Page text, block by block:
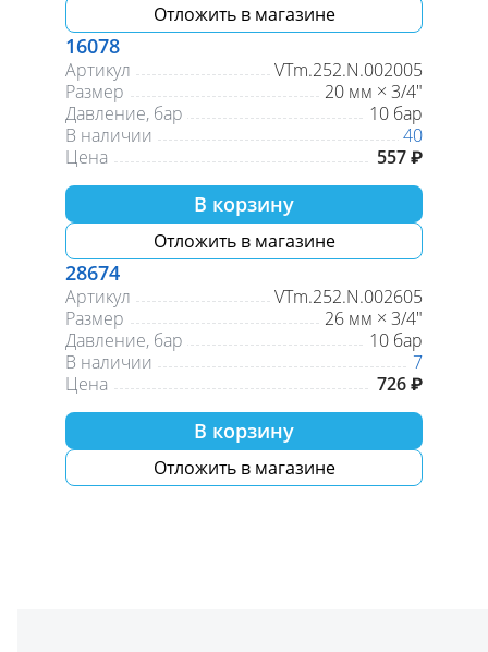
Отложить в магазине
16078
Артикул
VTm.252.N.002005
Размер
20 мм × 3/4"
Давление, бар
10 бар
В наличии
40
Цена
557 ₽
В корзину
Отложить в магазине
28674
Артикул
VTm.252.N.002605
Размер
26 мм × 3/4"
Давление, бар
10 бар
В наличии
7
Цена
726 ₽
В корзину
Отложить в магазине